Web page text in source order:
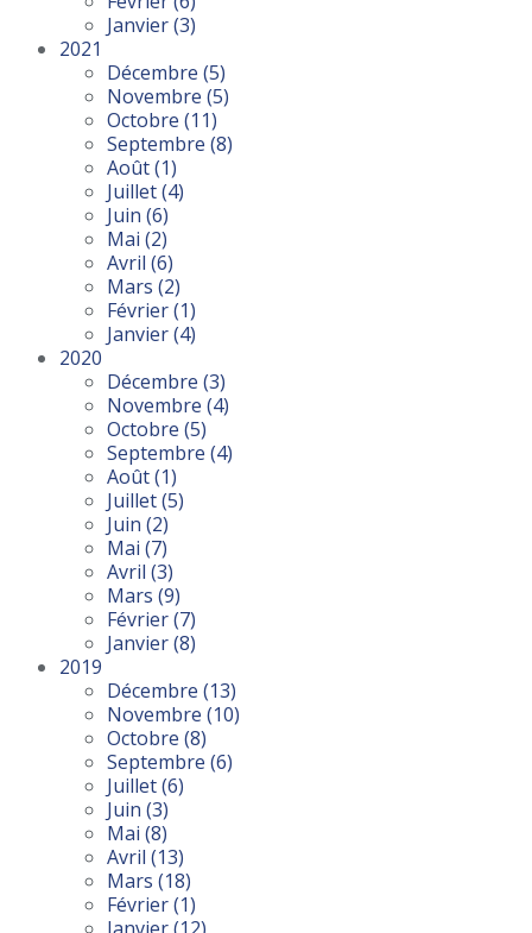
Janvier(3)
2021
Décembre (5)
Novembre (5)
Octobre (11)
Septembre (8)
Août(1)
Juillet(4)
Juin (6)
Mai (2)
Avril (6)
Mars (2)
Février(1)
Janvier(4)
2020
Décembre (3)
Novembre (4)
Octobre (5)
Septembre (4)
Août(1)
Juillet(5)
Juin (2)
Mai (7)
Avril (3)
Mars (9)
Février(7)
Janvier(8)
2019
Décembre (13)
Novembre (10)
Octobre (8)
Septembre (6)
Juillet(6)
Juin (3)
Mai (8)
Avril (13)
Mars (18)
Février(1)